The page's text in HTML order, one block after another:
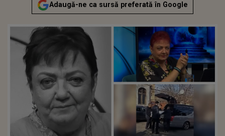
Adaugă-ne ca sursă preferată în Google